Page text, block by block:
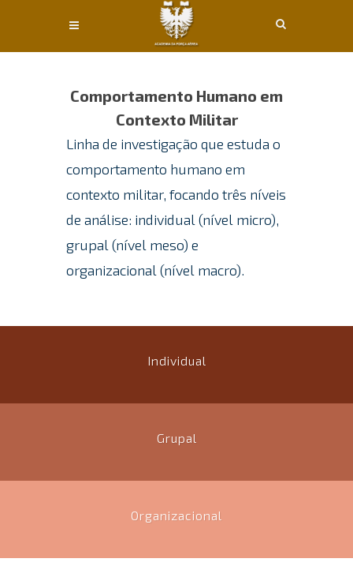
Comportamento Humano em
Contexto Militar
Linha de investigação que estuda o
comportamento humano em
contexto militar, focando três níveis
de análise: individual (nível micro),
grupal (nível meso) e
organizacional (nível macro).
Individual
Grupal
Organizacional